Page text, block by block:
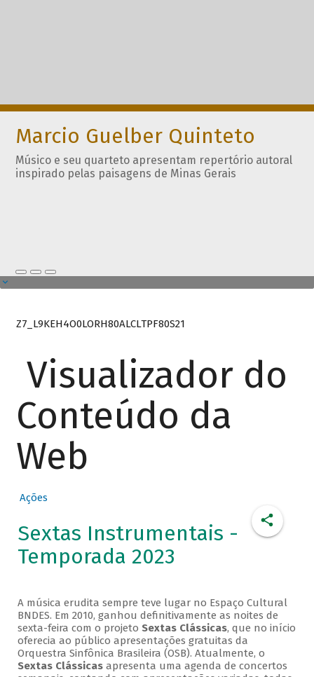
Marcio Guelber Quinteto
Músico e seu quarteto apresentam repertório autoral
inspirado pelas paisagens de Minas Gerais
Z7_L9KEH4O0LORH80ALCLTPF80S21
Visualizador do
Conteúdo da
Web
Ações
Sextas Instrumentais -
Temporada 2023
A música erudita sempre teve lugar no Espaço Cultural
BNDES. Em 2010, ganhou definitivamente as noites de
sexta-feira com o projeto Sextas Clássicas, que no início
oferecia ao público apresentações gratuitas da
Orquestra Sinfônica Brasileira (OSB). Atualmente, o
Sextas Clássicasapresenta uma agenda de concertos